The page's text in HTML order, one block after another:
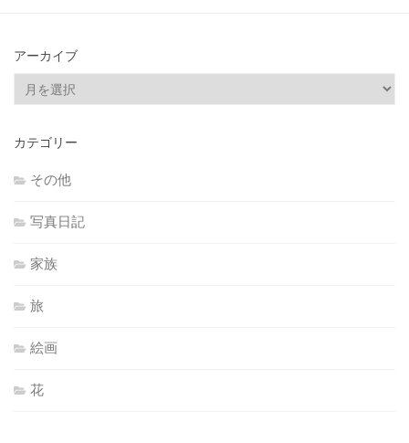
アーカイブ
ー
イ
カテゴリー
その他
写真日記
家族
旅
絵画
花